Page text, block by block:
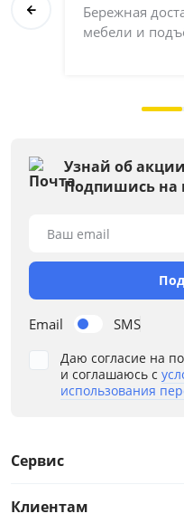
Бережная
мебели и
Узнай об акции
Подпишись на
Email SMS
Ваш email
Даю согласие на
и соглашаюсь с
использования
Сервис
Клиентам